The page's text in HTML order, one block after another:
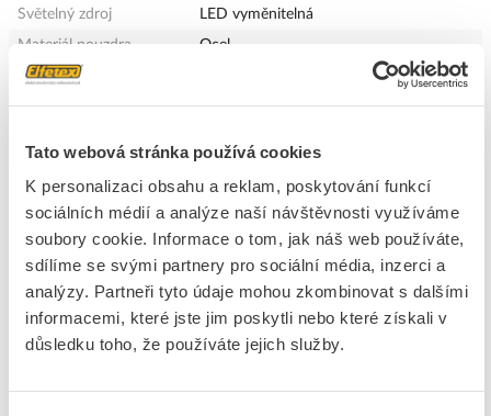
Tato webová stránka používá cookies
K personalizaci obsahu a reklam, poskytování funkcí
sociálních médií a analýze naší návštěvnosti využíváme
soubory cookie. Informace o tom, jak náš web používáte,
sdílíme se svými partnery pro sociální média, inzerci a
analýzy. Partneři tyto údaje mohou zkombinovat s dalšími
informacemi, které jste jim poskytli nebo které získali v
důsledku toho, že používáte jejich služby.
Světelný zdroj
LED vyměnitelná
Materiál pouzdra
Ocel
Barva těla
Materiál krytu
Plast, opál
Provozní jednotka
LED-provozní přístroj proudově řízený
Rozložení světla
Vyzařovací úhel (hodnota) Volný zářič
Výstup světla
Přímý
Třída energetické
efektivnosti vestavěných
A++, A+, A (LED)
Měřitelná životnost při
80000 h